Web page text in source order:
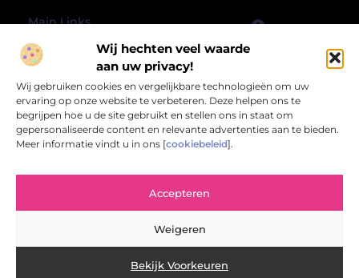
Wij hechten veel waarde
aan uw privacy!
Wij gebruiken cookies en vergelijkbare technologieën om uw
ervaring op onze website te verbeteren. Deze helpen ons te
begrijpen hoe u de site gebruikt en stellen ons in staat om
gepersonaliseerde content en relevante advertenties aan te bieden.
Meer informatie vindt u in ons [cookiebeleid].
Accepteren
Weigeren
Bekijk Voorkeuren
Main Links
@2025 All Right Reserved.
Design bywww.rbwebart.nl.
Bericht categorie
Rbwebart.nl – Jouw bron van inspirerende
verrijken en verlevendigen.